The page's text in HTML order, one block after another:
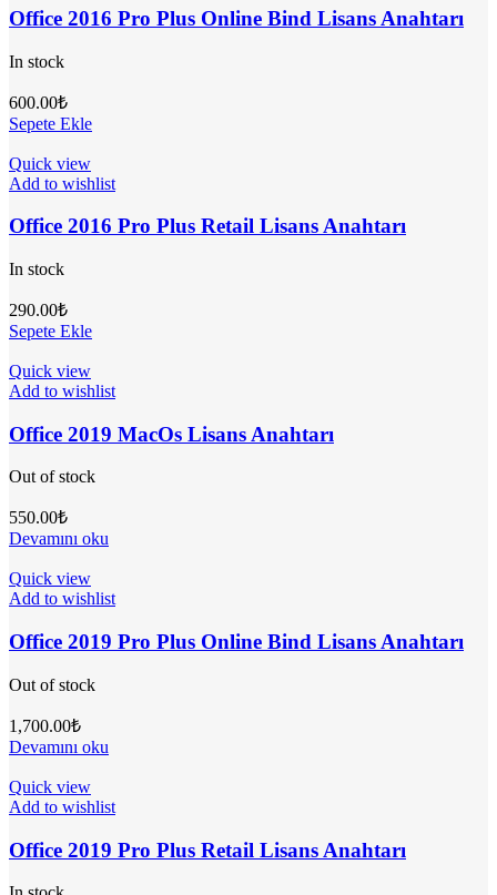
Office 2016 Pro Plus Online Bind Lisans Anahtarı
In stock
600.00₺
Sepete Ekle
Quick view
Add to wishlist
Office 2016 Pro Plus Retail Lisans Anahtarı
In stock
290.00₺
Sepete Ekle
Quick view
Add to wishlist
Office 2019 MacOs Lisans Anahtarı
Out of stock
550.00₺
Devamını oku
Quick view
Add to wishlist
Office 2019 Pro Plus Online Bind Lisans Anahtarı
Out of stock
1,700.00₺
Devamını oku
Quick view
Add to wishlist
Office 2019 Pro Plus Retail Lisans Anahtarı